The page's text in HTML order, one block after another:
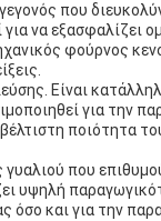
που
να εξασφαλίζει
φούρνος
Είναι
για την
ποιότητα
γυαλιού που
υψηλή
όσο και για την